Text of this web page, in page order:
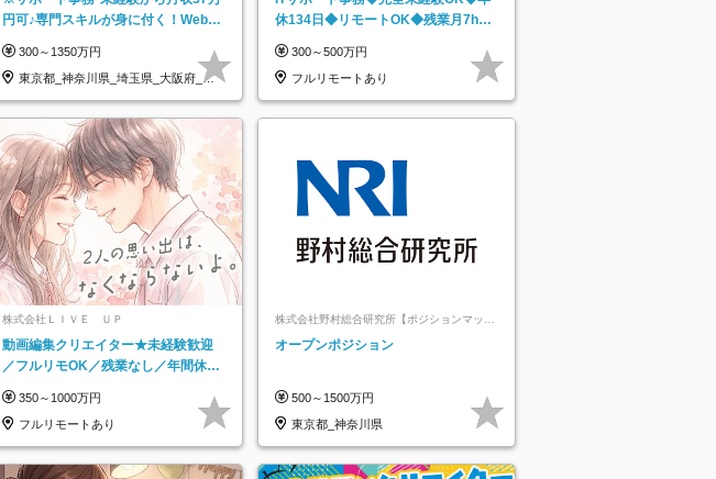
社】
円可♪専門スキルが身に付く！Web面
300～1350万円
東京都_神奈川県_埼玉県_大阪府_愛
知県…
休134日◆リモートOK◆残業月7h以
300～500万円
フルリモートあり
株式会社ＬＩＶＥ ＵＰ
動画編集クリエイター★未経験歓迎
／フルリモOK／残業なし／年間休日
実で安心
350～1000万円
フルリモートあり
株式会社野村総合研究所【ポジションマッチ
オープンポジション
500～1500万円
東京都_神奈川県